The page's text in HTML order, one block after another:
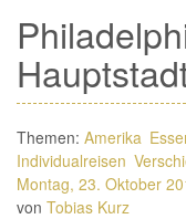
Themen: Amerika
Individualreisen
Montag, 23. Oktober
von Tobias Kurz